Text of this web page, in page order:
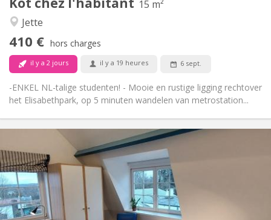
15 m²
Jette
410 € hors charges
il y a 2 jours il y a 19 heures 6 sept.
-ENKEL NL-talige studenten! - Mooie en rustige ligging rechtover
het Elisabethpark, op 5 minuten wandelen van metrostation...